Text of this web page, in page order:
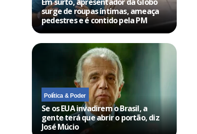
surge de roupas íntimas, ameaça
pedestres e é contido pela PM
Política & Poder
Se os EUA invadirem o Brasil, a
gente terá que abrir o portão, diz
José Múcio